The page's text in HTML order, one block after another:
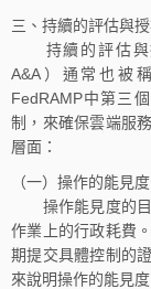
三、持續的評估與
持續的評估與授
A&A）通常也被
FedRAMP中第三
制，來確保雲端服
層面：
（一）操作的能見度
操作能見度的目
作業上的行政耗費
期提交具體控制的
來說明操作的能見